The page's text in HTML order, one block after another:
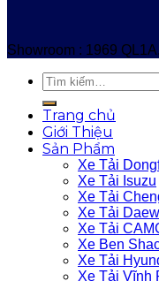
Showroom : 1969
Trang chủ
Giới Thiệu
Sản Phẩm
Xe Tải
Xe Tải Isuzu
Xe Tải
Xe Tải
Xe Tải
Xe Ben
Xe Tải
Xe Tải Vĩnh